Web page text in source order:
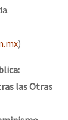
)
las Otras